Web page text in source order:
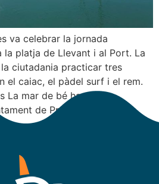
va celebrar la jornada
la platja de Llevant i al Port. La
ciutadania practicar tres
el caiac, el pàdel surf i el rem.
La mar de bé han estat
de Premià […]